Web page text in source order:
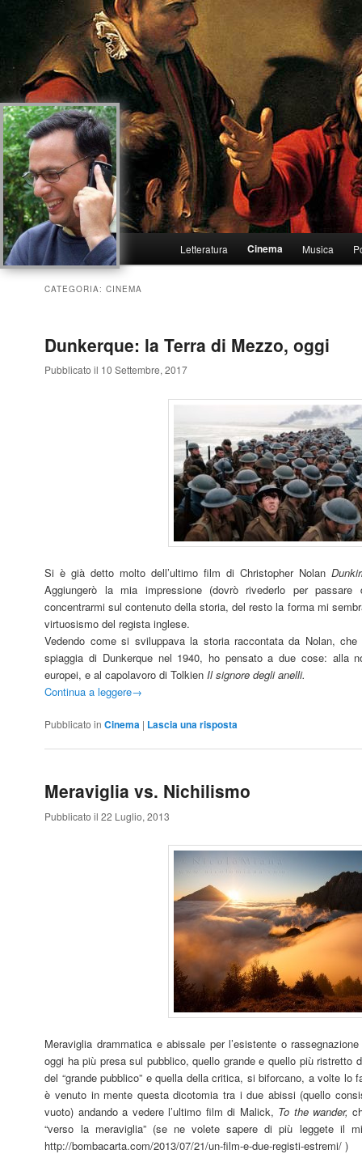
Menu
principale
Vai
al
principale
Vai
al
secondario
Letteratura Cinema Musica
CATEGORIA:CINEMA
Dunkerque: la Terra di Mezzo, oggi
Pubblicato il 10 Settembre, 2017
Si è già detto molto dell’ultimo film di Christopher Nolan
Aggiungerò la mia impressione (dovrò rivederlo per
concentrarmi sul contenuto della storia, del resto la forma mi
virtuosismo del regista inglese.
Vedendo come si sviluppava la storia raccontata da Nolan,
spiaggia di Dunkerque nel 1940, ho pensato a due cose: alla
europei, e al capolavoro di TolkienIl signore degli anelli.
Continua a leggere→
Pubblicato in Cinema | Lascia una risposta
Meraviglia vs. Nichilismo
Pubblicato il 22 Luglio, 2013
Meraviglia drammatica e abissale per l’esistente o
oggi ha più presa sul pubblico, quello grande e quello più ristretto
del “grande pubblico” e quella della critica, si biforcano, a volte
è venuto in mente questa dicotomia tra i due abissi (quello
vuoto) andando a vedere l’ultimo film di Malick, To the wander,
“verso la meraviglia” (se ne volete sapere di più leggete il
http://bombacarta.com/2013/07/21/un-film-e-due-registi-estremi/ )